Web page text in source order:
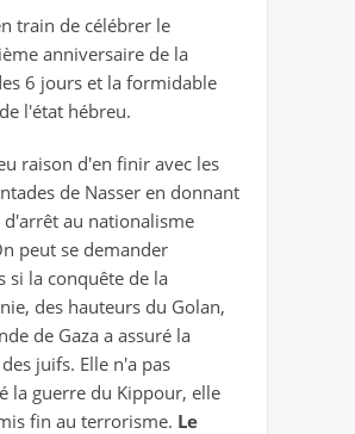
train de célébrer le
anniversaire de la
6 jours et la formidable
l'état hébreu.
raison d'en finir avec les
de Nasser en donnant
d'arrêt au nationalisme
peut se demander
si la conquête de la
des hauteurs du Golan,
de Gaza a assuré la
juifs. Elle n'a pas
la guerre du Kippour, elle
fin au terrorisme. Le